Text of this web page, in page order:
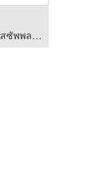
ผู้ผลิตของใช้ในโรงแรมรีสอร์ท - ยูเอสซัพพลายอเมนิตี้